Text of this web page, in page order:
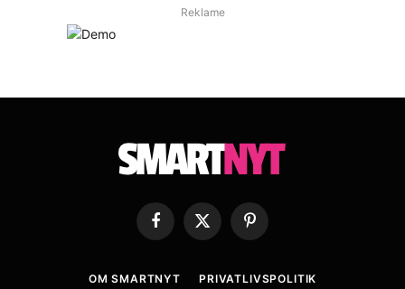
Reklame
Facebook
X
Pinterest
OM SMARTNYT PRIVATLIVSPOLITIK